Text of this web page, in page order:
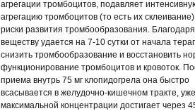
агрегации тромбоцитов, подавляет
агрегацию тромбоцитов (то есть их
риски развития тромбообразования.
веществу удается на 7-10 сутки от начала
снизить тромбообразование и восстановить
функционирование тромбоцитов и кровоток.
приема внутрь 75 мг клопидогрела она быстро
всасывается в желудочно-кишечном тракте, уже
максимальной концентрации достигает через